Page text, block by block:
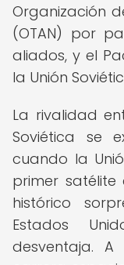
Organización
(OTAN) por
aliados, y el
la Unión
La rivalidad
Soviética se
cuando la
primer satélite
histórico
Estados
desventaja.